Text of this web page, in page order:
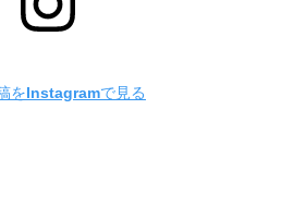
をInstagramで見る